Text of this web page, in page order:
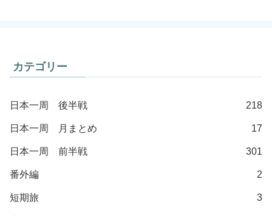
カテゴリー
日本一周 後半戦 218
日本一周 月まとめ 17
日本一周 前半戦 301
番外編 2
短期旅 3